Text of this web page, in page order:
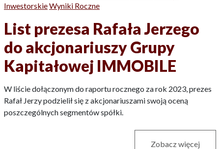
InwestorskieWyniki Roczne
List prezesa Rafała Jerzego
do akcjonariuszy Grupy
Kapitałowej IMMOBILE
W liście dołączonym do raportu rocznego za rok 2023, prezes
Rafał Jerzy podzielił się z akcjonariuszami swoją oceną
poszczególnych segmentów spółki.
Zobacz więcej